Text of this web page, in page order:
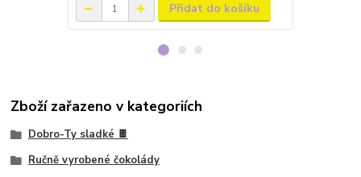
Přidat do košíku
Zboží zařazeno v kategoriích
Dobro-Ty sladké 🍫
Ručně vyrobené čokolády